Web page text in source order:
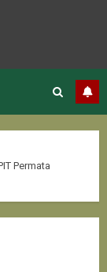
Permata